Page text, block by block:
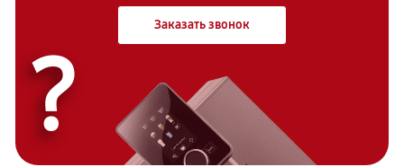
Заказать звонок
?